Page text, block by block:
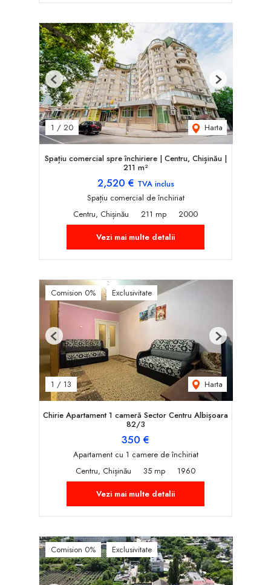
1 / 20 Harta
Previous Next
Spațiu comercial spre închiriere | Centru, Chișinău |
211 m²
2,520 € TVA inclus
Spațiu comercial de închiriat
Centru, Chișinău
211 mp
2000
Vezi mai multe detalii
Comision 0% Exclusivitate
1 / 13 Harta
Previous Next
Chirie Apartament 1 cameră Sector Centru Albișoara
82/3
350 €
Apartament cu 1 camere de închiriat
Centru, Chișinău
35 mp
1960
Vezi mai multe detalii
Comision 0% Exclusivitate